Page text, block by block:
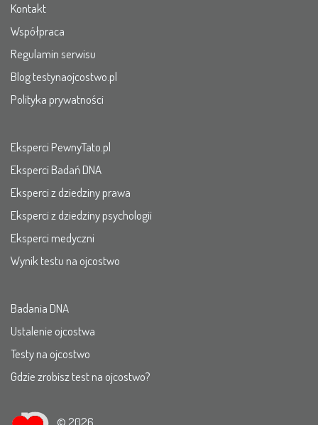
Kontakt
Współpraca
Regulamin serwisu
Blog testynaojcostwo.pl
Polityka prywatności
Eksperci PewnyTato.pl
Eksperci Badań DNA
Eksperci z dziedziny prawa
Eksperci z dziedziny psychologii
Eksperci medyczni
Wynik testu na ojcostwo
Badania DNA
Ustalenie ojcostwa
Testy na ojcostwo
Gdzie zrobisz test na ojcostwo?
© 2026